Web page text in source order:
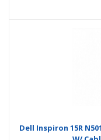
Dell Inspiron 15R